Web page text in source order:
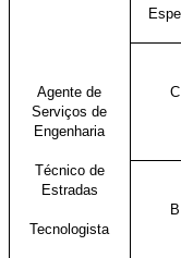
Agente de
C
Serviços de
Engenharia
Técnico de
Estradas
B
Tecnologista